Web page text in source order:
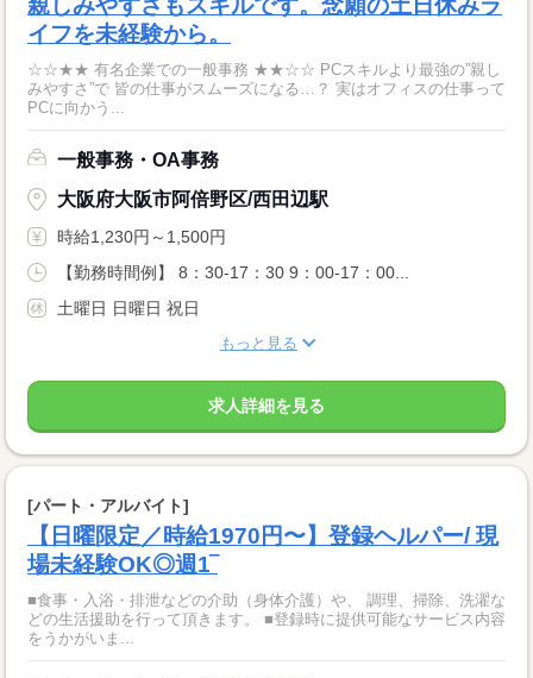
親しみやすさもスキルです。念願の土日休みラ
イフを未経験から。
☆☆★★ 有名企業での一般事務 ★★☆☆ PCスキルより最強の”親し
みやすさ”で 皆の仕事がスムーズになる…？ 実はオフィスの仕事って
PCに向かう...
一般事務・OA事務
大阪府大阪市阿倍野区/西田辺駅
時給1,230円～1,500円
【勤務時間例】 8：30-17：30 9：00-17：00...
土曜日 日曜日 祝日
もっと見る
求人詳細を見る
[パート・アルバイト]
【日曜限定／時給1970円〜】登録ヘルパー/ 現
場未経験OK◎週1‾
■食事・入浴・排泄などの介助（身体介護）や、 調理、掃除、洗濯な
どの生活援助を行って頂きます。 ■登録時に提供可能なサービス内容
をうかがいま...